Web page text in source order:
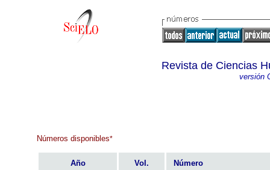
Revista de Ciencias
versión
Números disponibles*
Año Vol. Número